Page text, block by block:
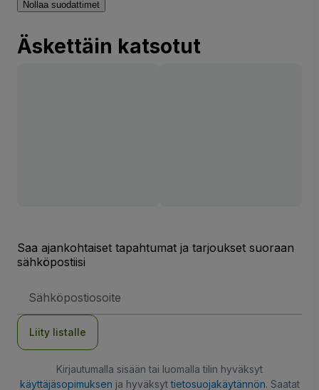
Nollaa suodattimet
Äskettäin katsotut
Saa ajankohtaiset tapahtumat ja tarjoukset suoraan
sähköpostiisi
Liity listalle
Kirjautumalla sisään tai luomalla tilin hyväksyt
käyttäjäsopimuksen ja hyväksyttietosuojakäytännön. Saatat